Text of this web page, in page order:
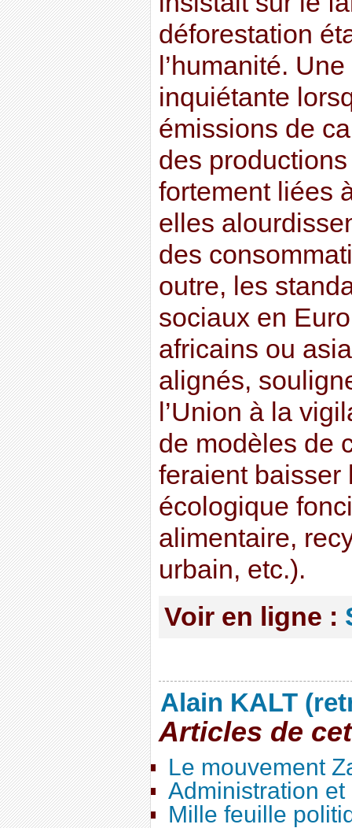
déforestation
l’humanité.
inquiétante
émissions de
des productions
fortement liées
elles
des
outre, les
sociaux en
africains ou
alignés,
l’Union à la
de modèles de
feraient baisser
écologique
alimentaire,
urbain, etc.).
Voir en ligne :
Alain KALT
Articles de
Le mouvement
Administration
Mille feuille